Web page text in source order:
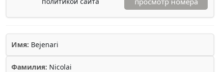
Имя: Bejenari
Фамилия: Nicolai